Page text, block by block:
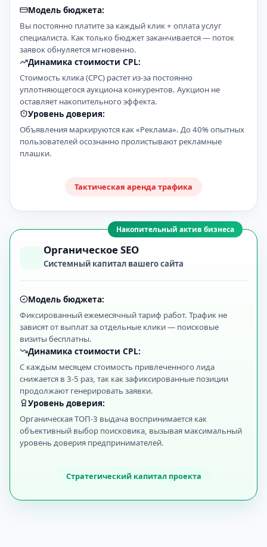
Модель бюджета:
Вы постоянно платите за каждый клик + оплата услуг
специалиста. Как только бюджет заканчивается — поток
заявок обнуляется мгновенно.
Динамика стоимости CPL:
Стоимость клика (CPC) растет из-за постоянно
уплотняющегося аукциона конкурентов. Аукцион не
оставляет накопительного эффекта.
Уровень доверия:
Объявления маркируются как «Реклама». До 40% опытных
пользователей осознанно пролистывают рекламные
плашки.
Тактическая аренда трафика
Накопительный актив бизнеса
Органическое SEO
Системный капитал вашего сайта
Модель бюджета:
Фиксированный ежемесячный тариф работ. Трафик не
зависят от выплат за отдельные клики — поисковые
визиты бесплатны.
Динамика стоимости CPL:
С каждым месяцем стоимость привлеченного лида
снижается в 3-5 раз, так как зафиксированные позиции
продолжают генерировать заявки.
Уровень доверия:
Органическая ТОП-3 выдача воспринимается как
объективный выбор поисковика, вызывая максимальный
уровень доверия предпринимателей.
Стратегический капитал проекта